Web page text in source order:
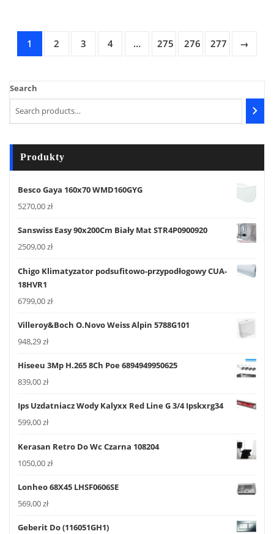
1 2 3 4 … 275 276 277 →
Search
Produkty
Besco Gaya 160x70 WMD160GYG
5270,00zł
Sanswiss Easy 90x200Cm Biały Mat STR4P0900920
2509,00zł
Chigo Klimatyzator podsufitowo-przypodłogowy CUA-
18HVR1
6799,00zł
Villeroy&Boch O.Novo Weiss Alpin 5788G101
948,29zł
Hiseeu 3Mp H.265 8Ch Poe 6894949950625
839,00zł
Ips Uzdatniacz Wody Kalyxx Red Line G 3/4 Ipskxrg34
599,00zł
Kerasan Retro Do Wc Czarna 108204
1050,00zł
Lonheo 68X45 LHSF0606SE
569,00zł
Geberit Do (116051GH1)